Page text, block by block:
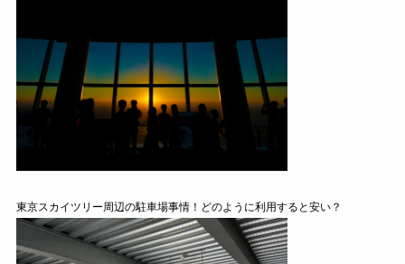
東京スカイツリー周辺の駐車場事情！どのように利用すると安い？